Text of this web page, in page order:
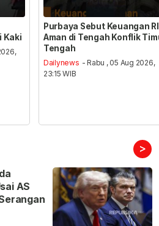
Kaki
Purbaya Sebut Keuangan RI
Aman di Tengah Konflik
Tengah
Dailynews - Rabu , 05 Aug 2026,
23:15 WIB
>
AS